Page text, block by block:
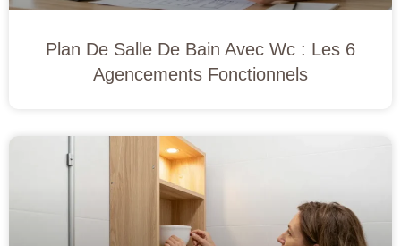
Plan De Salle De Bain Avec Wc : Les 6
Agencements Fonctionnels